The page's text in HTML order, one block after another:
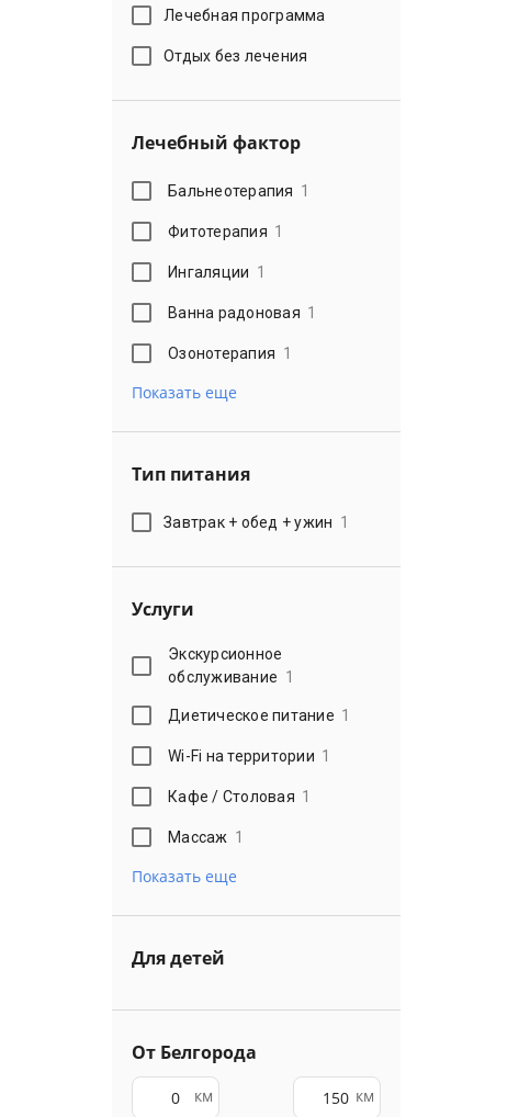
Лечебная программа
Отдых без лечения
Лечебный фактор
Бальнеотерапия 1
Фитотерапия 1
Ингаляции 1
Ванна радоновая 1
Озонотерапия 1
Показать еще
Тип питания
Завтрак + обед + ужин 1
Услуги
Экскурсионное
обслуживание 1
Диетическое питание 1
Wi-Fi на территории 1
Кафе / Столовая 1
Массаж 1
Показать еще
Для детей
От Белгорода
км км